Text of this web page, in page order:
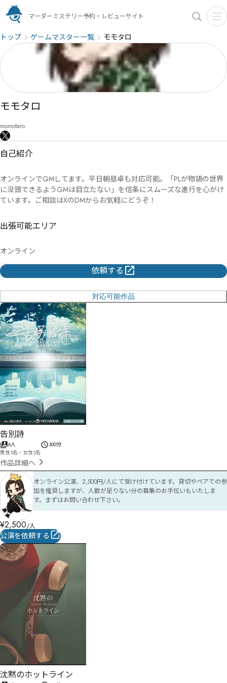
マーダーミステリー予約・レビューサイト
トップ ゲームマスター一覧 モモタロ
モモタロ
momotaro
自己紹介
オンラインでGMしてます。平日朝昼卓も対応可能。「PLが物語の世界
に没頭できるようGMは目立たない」を信条にスムーズな進行を心がけ
ています。ご相談はXのDMからお気軽にどうぞ！
出張可能エリア
オンライン
依頼する
対応可能作品
告別詩
6人
男性3名・女性3名
300分
作品詳細へ
オンライン公演、2,500円/人にて受け付けています。貸切やペアでの参
加を推奨しますが、人数が足りない分の募集のお手伝いもいたしま
す。まずはお問い合わせ下さい。
¥2,500/人
公演を依頼する
沈黙のホットライン